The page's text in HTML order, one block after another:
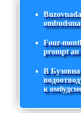
Four-
prompt an
В
к